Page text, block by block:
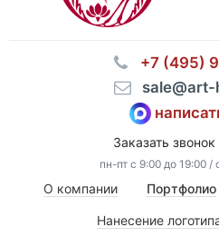
⠀+7 (495)
Заказать
пн-пт с 9:00 до 19:00
О компании Портфолио
Нанесение